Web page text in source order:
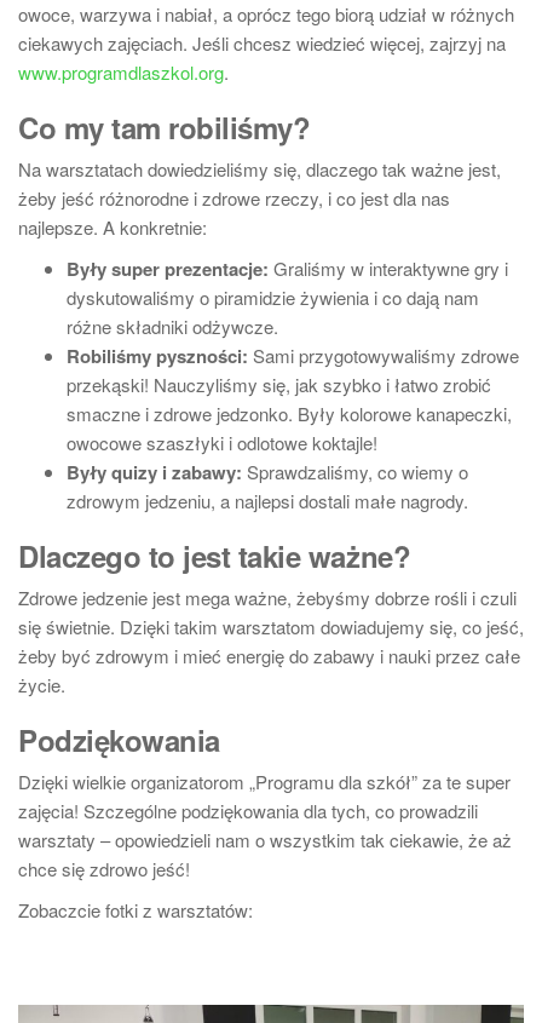
owoce, warzywa i nabiał, a oprócz tego biorą udział w różnych
ciekawych zajęciach. Jeśli chcesz wiedzieć więcej, zajrzyj na
www.programdlaszkol.org.
Co my tam robiliśmy?
Na warsztatach dowiedzieliśmy się, dlaczego tak ważne jest,
żeby jeść różnorodne i zdrowe rzeczy, i co jest dla nas
najlepsze. A konkretnie:
Były super prezentacje: Graliśmy w interaktywne gry i
dyskutowaliśmy o piramidzie żywienia i co dają nam
różne składniki odżywcze.
Robiliśmy pyszności: Sami przygotowywaliśmy zdrowe
przekąski! Nauczyliśmy się, jak szybko i łatwo zrobić
smaczne i zdrowe jedzonko. Były kolorowe kanapeczki,
owocowe szaszłyki i odlotowe koktajle!
Były quizy i zabawy: Sprawdzaliśmy, co wiemy o
zdrowym jedzeniu, a najlepsi dostali małe nagrody.
Dlaczego to jest takie ważne?
Zdrowe jedzenie jest mega ważne, żebyśmy dobrze rośli i czuli
się świetnie. Dzięki takim warsztatom dowiadujemy się, co jeść,
żeby być zdrowym i mieć energię do zabawy i nauki przez całe
życie.
Podziękowania
Dzięki wielkie organizatorom „Programu dla szkół” za te super
zajęcia! Szczególne podziękowania dla tych, co prowadzili
warsztaty – opowiedzieli nam o wszystkim tak ciekawie, że aż
chce się zdrowo jeść!
Zobaczcie fotki z warsztatów: